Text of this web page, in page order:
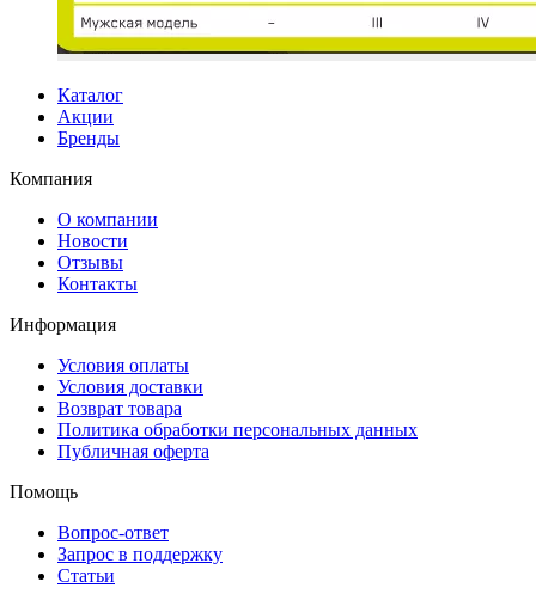
Каталог
Акции
Бренды
Компания
О компании
Новости
Отзывы
Контакты
Информация
Условия оплаты
Условия доставки
Возврат товара
Политика обработки персональных данных
Публичная оферта
Помощь
Вопрос-ответ
Запрос в поддержку
Статьи